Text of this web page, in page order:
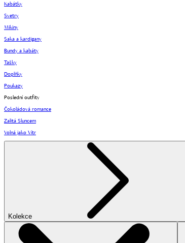
Kabátky
Svetry
Mikiny
Saka a kardigany
Bundy a kabáty
Tašky
Doplňky
Poukazy
Poslední outfity
Čokoládová romance
Zalitá Sluncem
Volná jako Vítr
Kolekce